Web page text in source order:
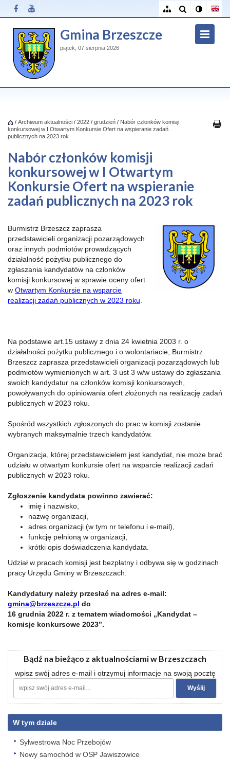
Gmina Brzeszcze
piątek, 07 sierpnia 2026
/ Archiwum aktualności / 2022 / grudzień / Nabór członków komisji
konkursowej w I Otwartym Konkursie Ofert na wspieranie zadań
publicznych na 2023 rok
Nabór członków komisji
konkursowej w I Otwartym
Konkursie Ofert na wspieranie
zadań publicznych na 2023 rok
Burmistrz Brzeszcz zaprasza
przedstawicieli organizacji pozarządowych
oraz innych podmiotów prowadzących
działalność pożytku publicznego do
zgłaszania kandydatów na członków
komisji konkursowej w sprawie oceny ofert
w Otwartym Konkursie na wsparcie
realizacji zadań publicznych w 2023 roku
Na podstawie art.15 ustawy z dnia 24 kwietnia 2003 r. o
działalności pożytku publicznego i o wolontariacie, Burmistrz
Brzeszcz zaprasza przedstawicieli organizacji pozarządowych lub
podmiotów wymienionych w art. 3 ust 3 w/w ustawy do zgłaszania
swoich kandydatur na członków komisji konkursowych,
powoływanych do opiniowania ofert złożonych na realizację zadań
publicznych w 2023 roku.
Spośród wszystkich zgłoszonych do prac w komisji zostanie
wybranych maksymalnie trzech kandydatów.
Organizacja, której przedstawicielem jest kandydat, nie może brać
udziału w otwartym konkursie ofert na wsparcie realizacji zadań
publicznych w 2023 roku.
Zgłoszenie kandydata powinno zawierać:
imię i nazwisko,
nazwę organizacji,
adres organizacji (w tym nr telefonu i e-mail),
funkcję pełnioną w organizacji,
krótki opis doświadczenia kandydata.
Udział w pracach komisji jest bezpłatny i odbywa się w godzinach
pracy Urzędu Gminy w Brzeszczach.
Kandydatury należy przesłać na adres e-mail:
gmina@brzeszcze.pl do
16 grudnia 2022 r. z tematem wiadomości „Kandydat –
komisje konkursowe 2023”.
Bądź na bieżąco z aktualnościami w Brzeszczach
wpisz swój adres e-mail i otrzymuj informacje na swoją pocztę
W tym dziale
Sylwestrowa Noc Przebojów
Nowy samochód w OSP Jawiszowice